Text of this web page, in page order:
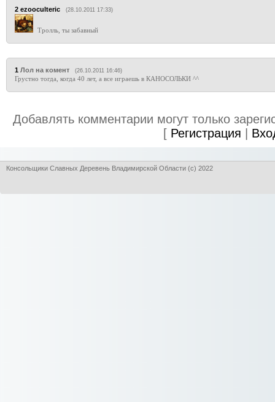
2 ezooculteric (28.10.2011 17:33)
Тролль, ты забавный
1 Лол на комент (26.10.2011 16:46)
Грустно тогда, когда 40 лет, а все играешь в КАНОСОЛЬКИ ^^
Добавлять комментарии могут только
[ Регистрация
Консольщики Славных Деревень Владимирской Области (с) 2022